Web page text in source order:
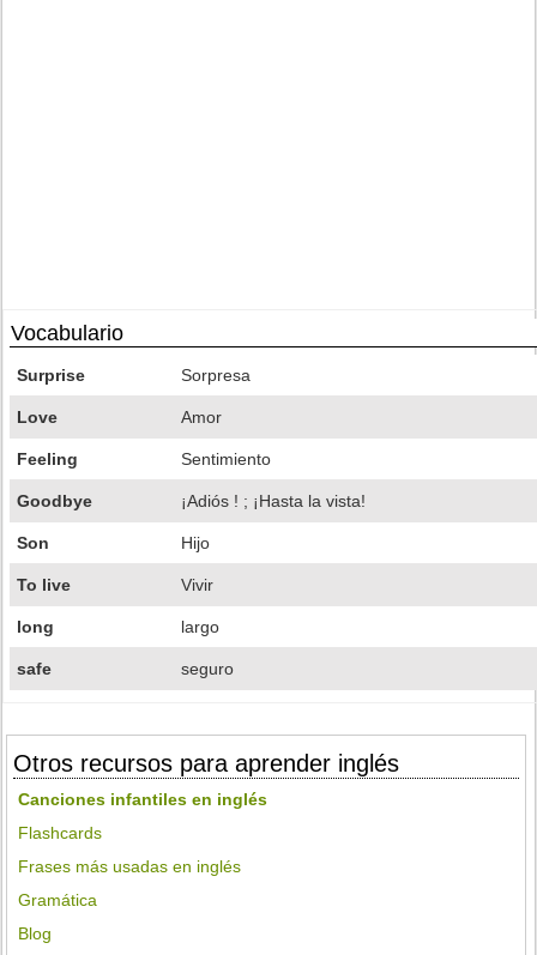
Vocabulario
Surprise Sorpresa
Love Amor
Feeling Sentimiento
Goodbye ¡Adiós ! ; ¡Hasta la vista!
Son Hijo
To live Vivir
long largo
safe seguro
Otros recursos para aprender inglés
Canciones infantiles en inglés
Flashcards
Frases más usadas en inglés
Gramática
Blog